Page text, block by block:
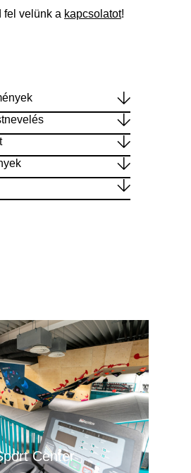
fel velünk a kapcsolatot!
Center